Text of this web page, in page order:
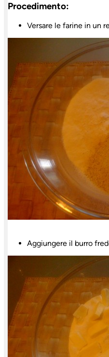
Procedimento:
Versare le farine in un
Aggiungere il burro